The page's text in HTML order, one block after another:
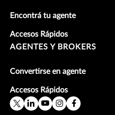
Encontrá tu agente
Accesos Rápidos
AGENTES Y BROKERS
Convertirse en agente
Accesos Rápidos